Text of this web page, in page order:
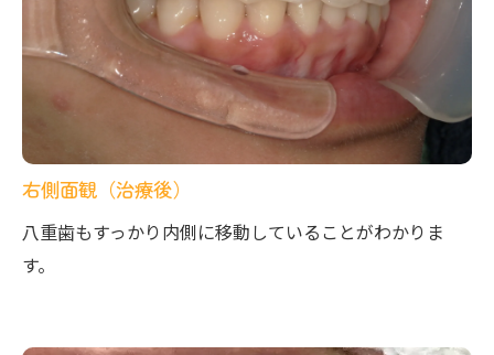
右側面観（治療後）
八重歯もすっかり内側に移動していることがわかりま
す。